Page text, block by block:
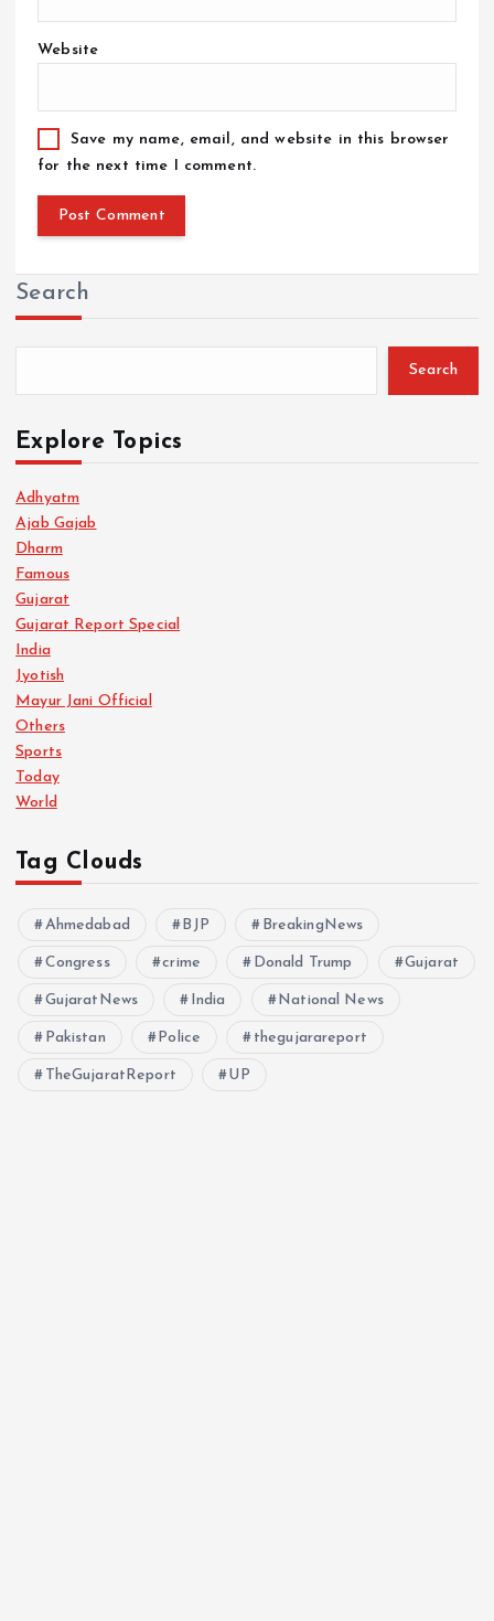
Website
Save my name, email, and website in this browser
for the next time I comment.
Search
Search
Explore Topics
Adhyatm
Ajab Gajab
Dharm
Famous
Gujarat
Gujarat Report Special
India
Jyotish
Mayur Jani Official
Others
Sports
Today
World
Tag Clouds
Ahmedabad BJP BreakingNews
Congress crime Donald Trump Gujarat
GujaratNews India National News
Pakistan Police thegujarareport
TheGujaratReport UP